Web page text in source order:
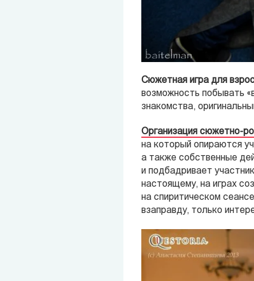
Сюжетная игра для
возможность побывать
знакомства,
Организация сюжетно-
на который опираются
а также собственные
и подбадривает
настоящему, на играх
на спиритическом
взаправду, только